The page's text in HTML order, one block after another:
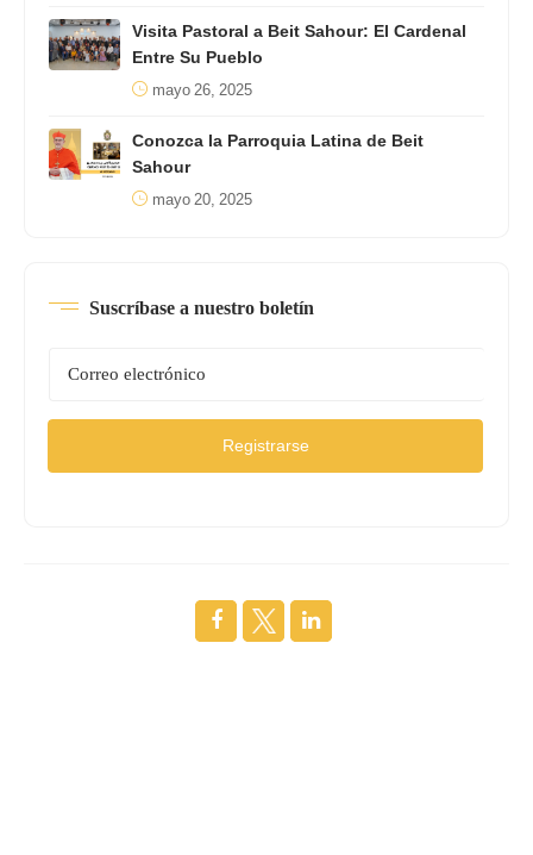
Visita Pastoral a Beit Sahour: El Cardenal
Entre Su Pueblo
mayo 26, 2025
Conozca la Parroquia Latina de Beit
Sahour
mayo 20, 2025
Suscríbase a nuestro boletín
Registrarse